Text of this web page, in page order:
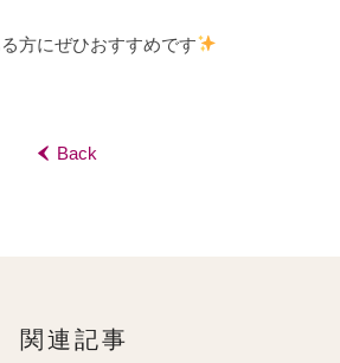
方にぜひおすすめです
‹ Back
関連記事